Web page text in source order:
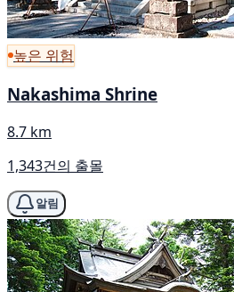
높은 위험
Nakashima Shrine
8.7 km
1,343건의 출몰
알림